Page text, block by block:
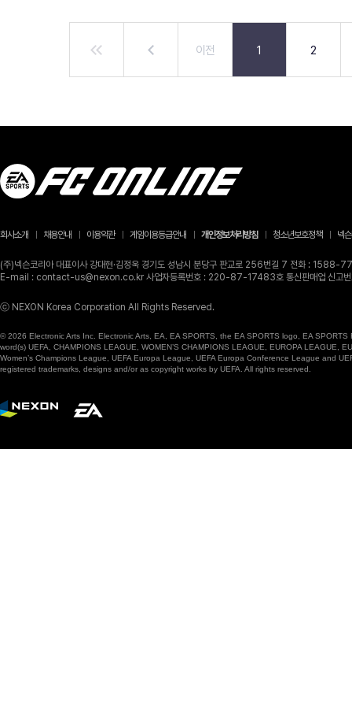
이전 1 2
회사소개 채용안내 이용약관 게임이용등급안내 개인정보처리방침 청소년보호정책 넥
(주)넥슨코리아 대표이사 강대현·김정욱 경기도 성남시 분당구 판교로 256번길 7 전화 :
E-mail : contact-us@nexon.co.kr 사업자등록번호 : 220-87-17483호 통신판매업 신고
ⓒ NEXON Korea Corporation All Rights Reserved.
© 2026 Electronic Arts Inc. Electronic Arts, EA, EA SPORTS, the EA SPORTS logo, EA
word(s) UEFA, CHAMPIONS LEAGUE, WOMEN’S CHAMPIONS LEAGUE, EUROPA LEAGUE,
Women’s Champions League, UEFA Europa League, UEFA Europa Conference League and
registered trademarks, designs and/or as copyright works by UEFA. All rights reserved.